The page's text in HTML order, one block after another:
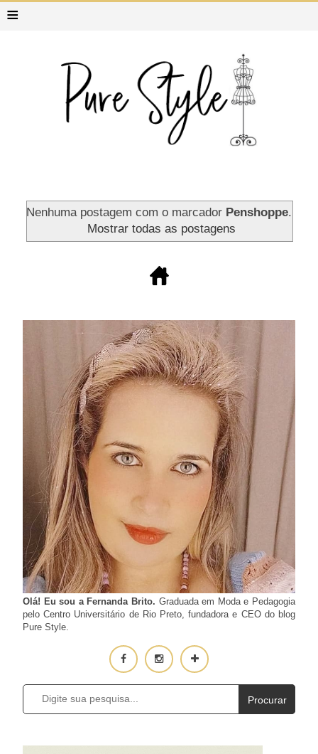
≡
Nenhuma postagem com o marcador Penshoppe.
Mostrar todas as postagens
Olá! Eu sou a Fernanda Brito. Graduada em Moda e Pedagogia
pelo Centro Universitário de Rio Preto, fundadora e CEO do blog
Pure Style.
Procurar